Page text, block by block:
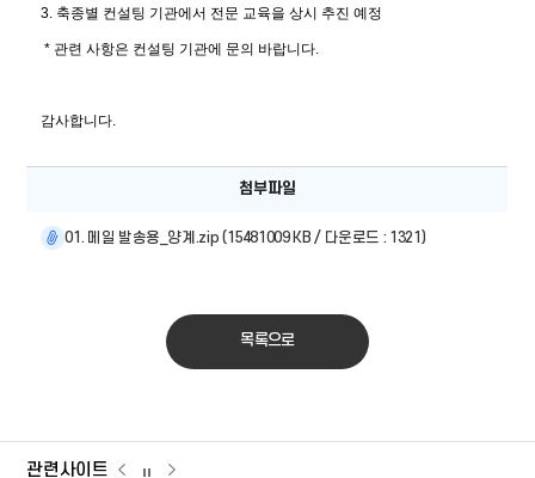
3. 축종별 컨설팅 기관에서 전문 교육을 상시 추진 예정
* 관련 사항은 컨설팅 기관에 문의 바랍니다.
감사합니다.
첨부파일
01. 메일 발송용_양계.zip (15481009 KB / 다운로드 : 1321)
목록으로
관련사이트 관련사이트관련사이트
관련사이트